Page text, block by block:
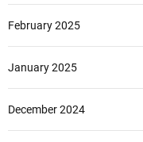
February 2025
January 2025
December 2024